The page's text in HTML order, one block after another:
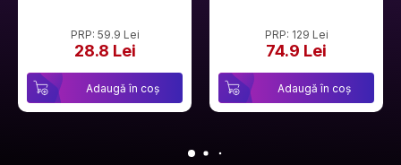
PRP: 59.9 Lei
28.8 Lei
Adaugă în coș
PRP: 129 Lei
74.9 Lei
Adaugă în coș